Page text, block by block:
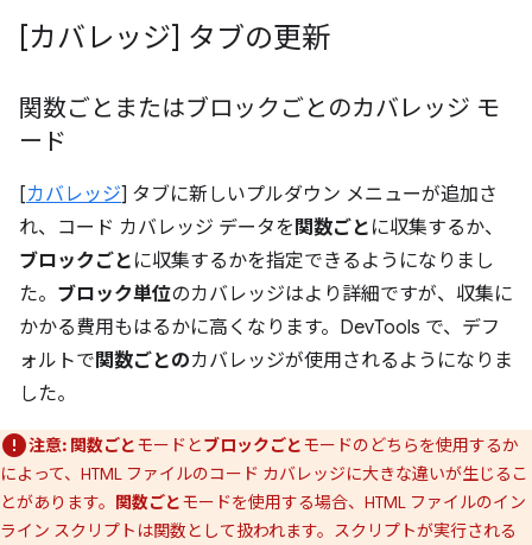
[カバレッジ] タブの更新
関数ごとまたはブロックごとのカバレッジ モ
ード
[カバレッジ] タブに新しいプルダウン メニューが追加さ
れ、コード カバレッジ データを 関数ごと に収集するか、
ブロックごと に収集するかを指定できるようになりまし
た。 ブロック単位のカバレッジはより詳細ですが、収集に
かかる費用もはるかに高くなります。DevTools で、デフ
ォルトで 関数ごとのカバレッジが使用されるようになりま
した。
注意: 関数ごとモードとブロックごとモードのどちらを使用するか
によって、HTML ファイルのコード カバレッジに大きな違いが生じるこ
とがあります。 関数ごとモードを使用する場合、HTML ファイルのイン
ライン スクリプトは関数として扱われます。スクリプトが実行される